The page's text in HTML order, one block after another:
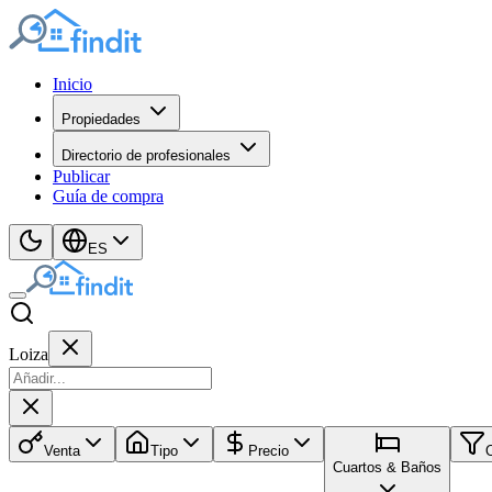
Inicio
Propiedades
Directorio de profesionales
Publicar
Guía de compra
ES
Loiza
Venta Tipo
Precio
Cuartos & Baños